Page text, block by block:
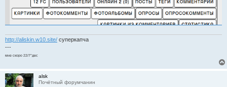
http://aliskin.w10.site/ суперкапча
---
мне скоро 22/7*дес
alsk
Почётный форумчанин